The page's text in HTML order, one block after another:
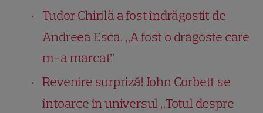
Tudor Chirilă a fost îndrăgostit de
Andreea Esca. „A fost o dragoste care
m-a marcat”
Revenire surpriză! John Corbett se
întoarce în universul „Totul despre